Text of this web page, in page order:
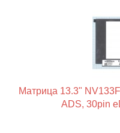
Матрица 13.3"
ADS, 30pin